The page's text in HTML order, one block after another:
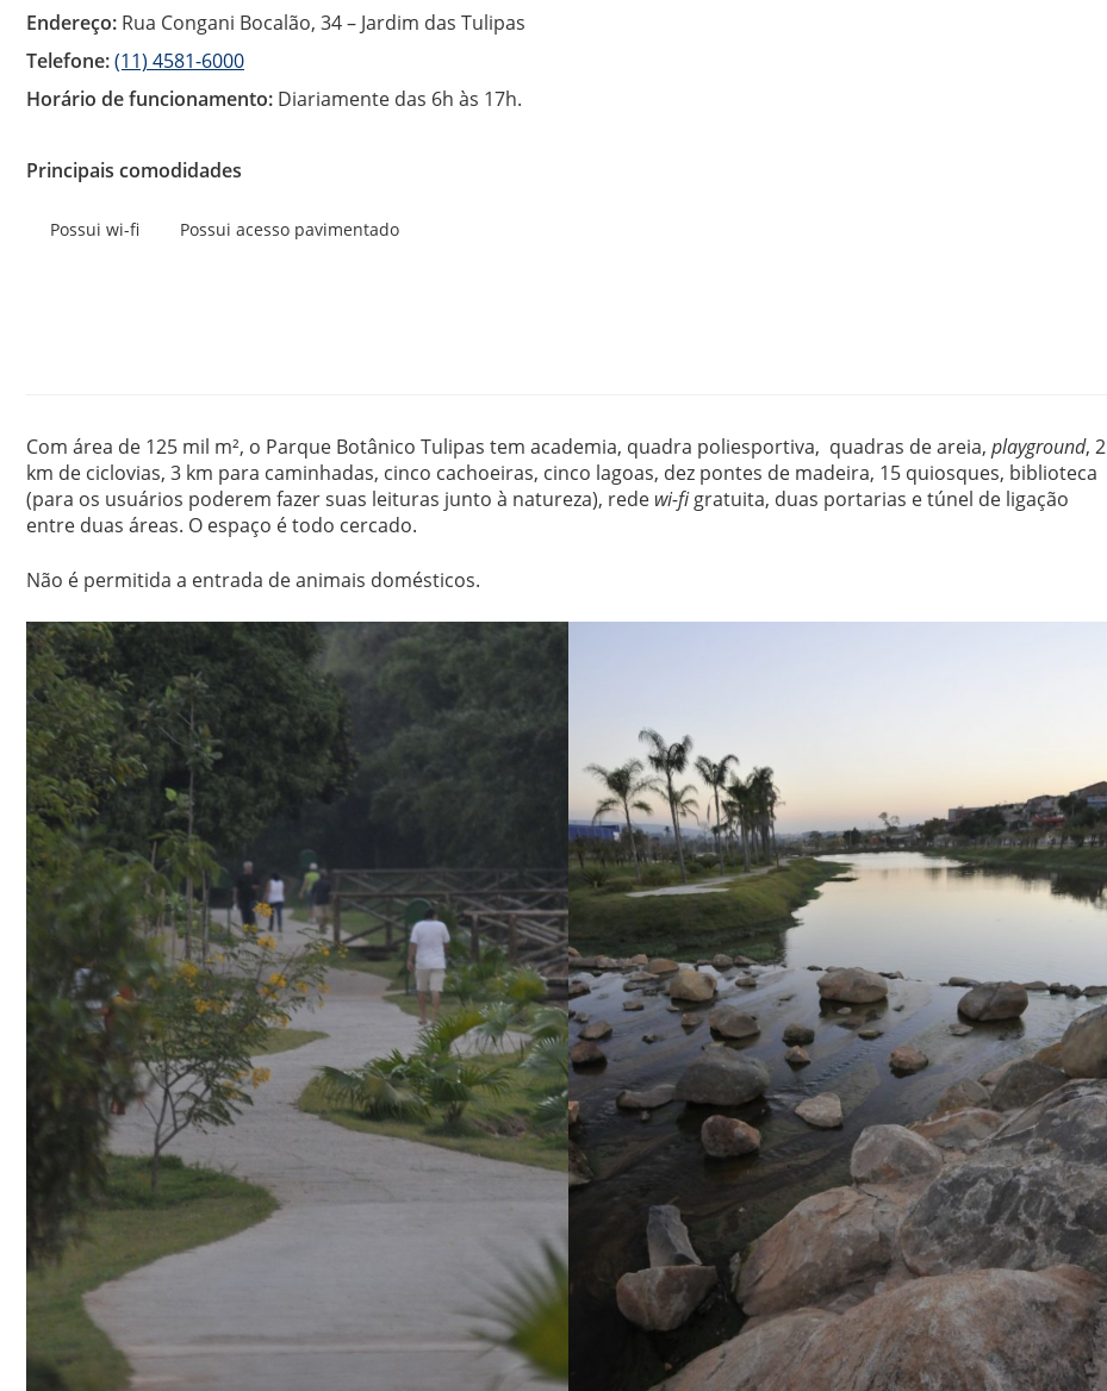
Endereço: Rua Congani Bocalão, 34 – Jardim das Tulipas
Telefone:(11) 4581-6000
Horário de funcionamento: Diariamente das 6h às 17h.
Principais comodidades
Possui wi-fi Possui acesso pavimentado
Com área de 125 mil m², o Parque Botânico Tulipas tem academia, quadra poliesportiva, quadras de areia, playground, 2
km de ciclovias, 3 km para caminhadas, cinco cachoeiras, cinco lagoas, dez pontes de madeira, 15 quiosques, biblioteca
(para os usuários poderem fazer suas leituras junto à natureza), rede wi-figratuita, duas portarias e túnel de ligação
entre duas áreas. O espaço é todo cercado.
Não é permitida a entrada de animais domésticos.